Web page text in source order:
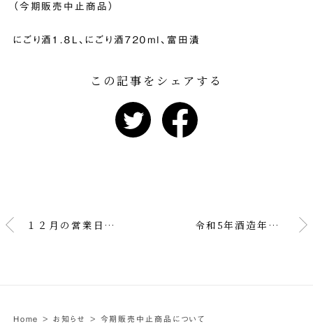
（今期販売中止商品）
にごり酒１．８L、にごり酒７２０ｍｌ、富田漬
この記事をシェアする
１２月の営業日と年末年始営業日のお知らせ… 令和5年酒造年度カエルラベル 純米吟醸生原酒 発売中！！
Home >お知らせ > 今期販売中止商品について